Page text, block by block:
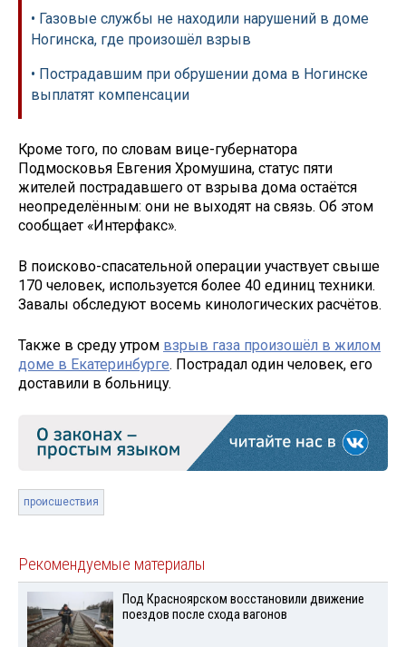
• Газовые службы не находили нарушений в доме
Ногинска, где произошёл взрыв
• Пострадавшим при обрушении дома в Ногинске
выплатят компенсации
Кроме того, по словам вице-губернатора
Подмосковья Евгения Хромушина, статус пяти
жителей пострадавшего от взрыва дома остаётся
неопределённым: они не выходят на связь. Об этом
сообщает «Интерфакс».
В поисково-спасательной операции участвует свыше
170 человек, используется более 40 единиц техники.
Завалы обследуют восемь кинологических расчётов.
Также в среду утром взрыв газа произошёл в жилом
доме в Екатеринбурге. Пострадал один человек, его
доставили в больницу.
происшествия
Рекомендуемые материалы
Под Красноярском восстановили движение
поездов после схода вагонов